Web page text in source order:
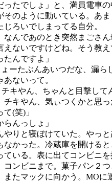
たでしょ」と、満員電車の
そのように動いている。あま
ろいでしまってる自分。
んであのとき突然まごさん
えないですけどね。そう教え
んですよ」
ーたぶんあいつだな、漏ら
ないって。
キやん、ちゃんと目撃して
チキやん、気ぃつくかと思っ
(笑)」
んっしょ」
りと寝ぼけていた。やっと
なかった。冷蔵庫を開けると
ている。表に出てコンビニを
コンビニまで。菓子パン２つ
またマックに向かう。MOに